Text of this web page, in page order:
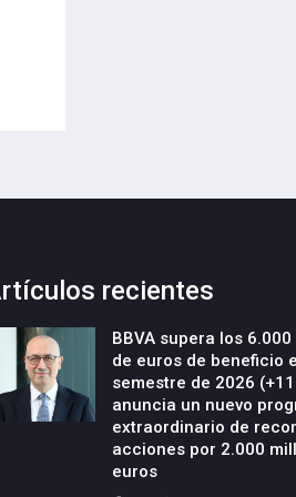
recientes
BBVA supera los
de euros de beneficio
semestre de 2026
anuncia un nuevo
extraordinario de
acciones por 2.000
euros